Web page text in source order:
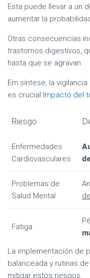
Esta puede llevar a un
aumentar la
Otras consecuencias
trastornos digestivos,
hasta que se agravan.
Em síntese, la
es crucial Impacto del
Riesgo
Enfermedades
Cardiovasculares
Problemas de
Salud Mental
Fatiga
La implementación de
balanceada y rutinas
mitigar estos riesgos.